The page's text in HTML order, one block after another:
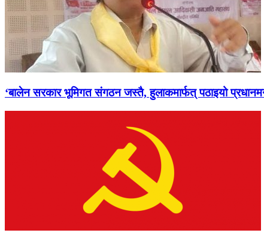
‘बालेन सरकार भूमिगत संगठन जस्तै, हुलाकमार्फत् पठाइयो